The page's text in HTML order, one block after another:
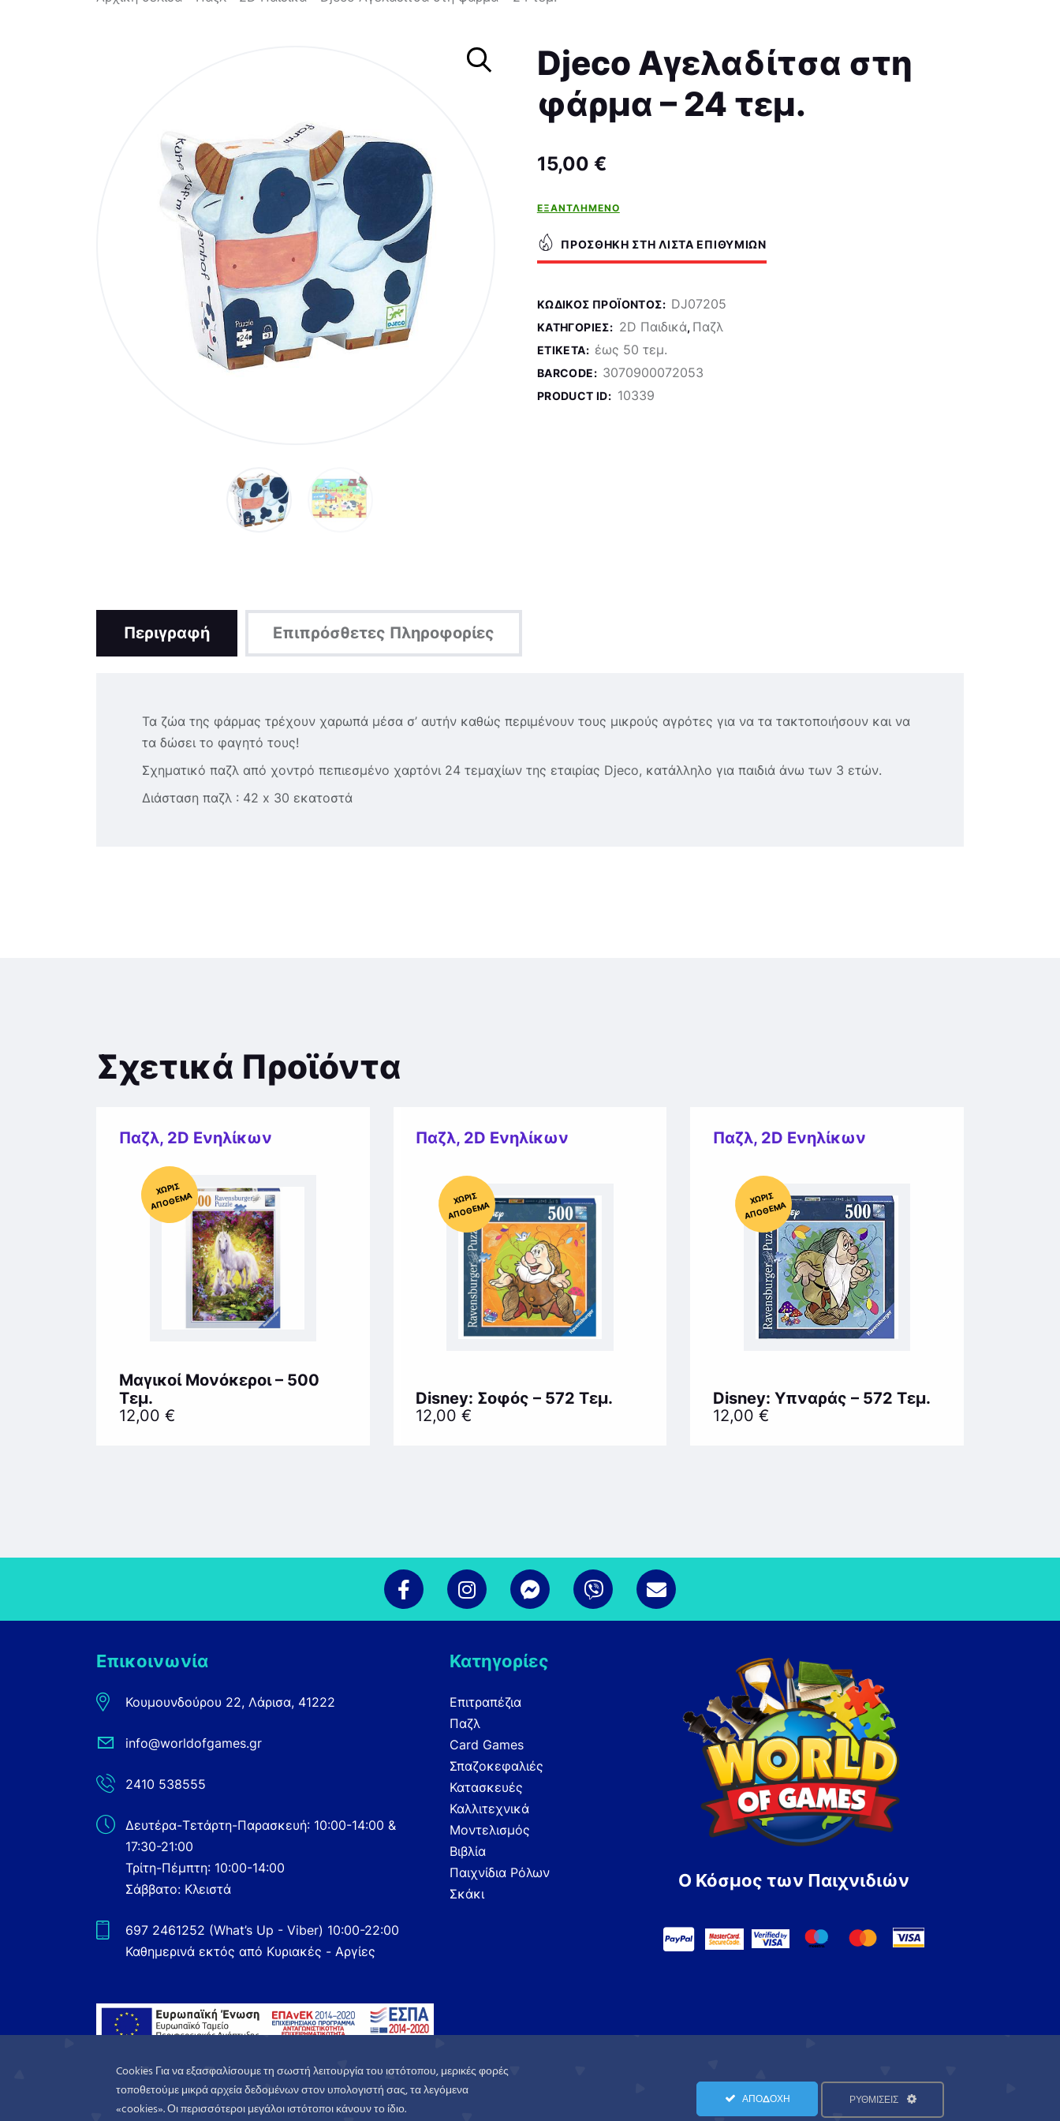
Djeco Αγελαδίτσα στη
φάρμα – 24 τεμ.
15,00 €
ΕΞΑΝΤΛΗΜΈΝΟ
ΠΡΟΣΘΉΚΗ ΣΤΗ ΛΊΣΤΑ ΕΠΙΘΥΜΙΏΝ
ΚΩΔΙΚΌΣ ΠΡΟΪΌΝΤΟΣ: DJ07205
ΚΑΤΗΓΟΡΊΕΣ: 2D Παιδικά, Παζλ
ΕΤΙΚΈΤΑ: έως 50 τεμ.
BARCODE: 3070900072053
PRODUCT ID: 10339
Περιγραφή Επιπρόσθετες Πληροφορίες
Τα ζώα της φάρμας τρέχουν χαρωπά μέσα σ’ αυτήν καθώς περιμένουν τους μικρούς αγρότες για να τα τακτοποιήσουν και να
τα δώσει το φαγητό τους!
Σχηματικό παζλ από χοντρό πεπιεσμένο χαρτόνι 24 τεμαχίων της εταιρίας Djeco, κατάλληλο για παιδιά άνω των 3 ετών.
Διάσταση παζλ : 42 x 30 εκατοστά
Σχετικά Προϊόντα
Παζλ, 2D Ενηλίκων
Χ
ΩΡΊΣ
Α
Π
Ό
ΘΕ
ΜΑ
Μαγικοί Μονόκεροι – 500
Τεμ.
12,00 €
Παζλ, 2D Ενηλίκων
Χ
ΩΡΊΣ
Α
Π
Ό
ΘΕ
ΜΑ
Disney: Σοφός – 572 Τεμ.
12,00€
Παζλ, 2D Ενηλίκων
Χ
ΩΡΊΣ
Α
Π
Ό
ΘΕ
ΜΑ
Disney: Υπναράς – 572 Τεμ.
12,00€
Επικοινωνία
Κουμουνδούρου 22, Λάρισα, 41222
info@worldofgames.gr
2410 538555
Δευτέρα-Τετάρτη-Παρασκευή: 10:00-14:00 &
17:30-21:00
Τρίτη-Πέμπτη: 10:00-14:00
Σάββατο: Κλειστά
697 2461252 (What’s Up - Viber) 10:00-22:00
Καθημερινά εκτός από Κυριακές - Αργίες
Κατηγορίες
Επιτραπέζια
Παζλ
Card Games
Σπαζοκεφαλιές
Κατασκευές
Καλλιτεχνικά
Μοντελισμός
Βιβλία
Παιχνίδια Ρόλων
Σκάκι
Ο Κόσμος των Παιχνιδιών
Cookies Για να εξασφαλίσουμε τη σωστή λειτουργία του ιστότοπου, μερικές φορές
τοποθετούμε μικρά αρχεία δεδομένων στον υπολογιστή σας, τα λεγόμενα
«cookies». Οι περισσότεροι μεγάλοι ιστότοποι κάνουν το ίδιο.
ΑΠΟΔΟΧΗ ΡΥΘΜΙΣΕΙΣ